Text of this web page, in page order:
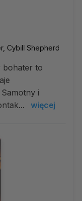
Cybill Shepherd
bohater to
i
więcej